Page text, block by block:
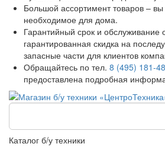
Большой ассортимент товаров –
необходимое для дома.
Гарантийный срок и обслуживание
гарантированная скидка на
запасные части для клиентов
Обращайтесь по тел. 8 (495) 181-
предоставлена подробная
Каталог б/у техники